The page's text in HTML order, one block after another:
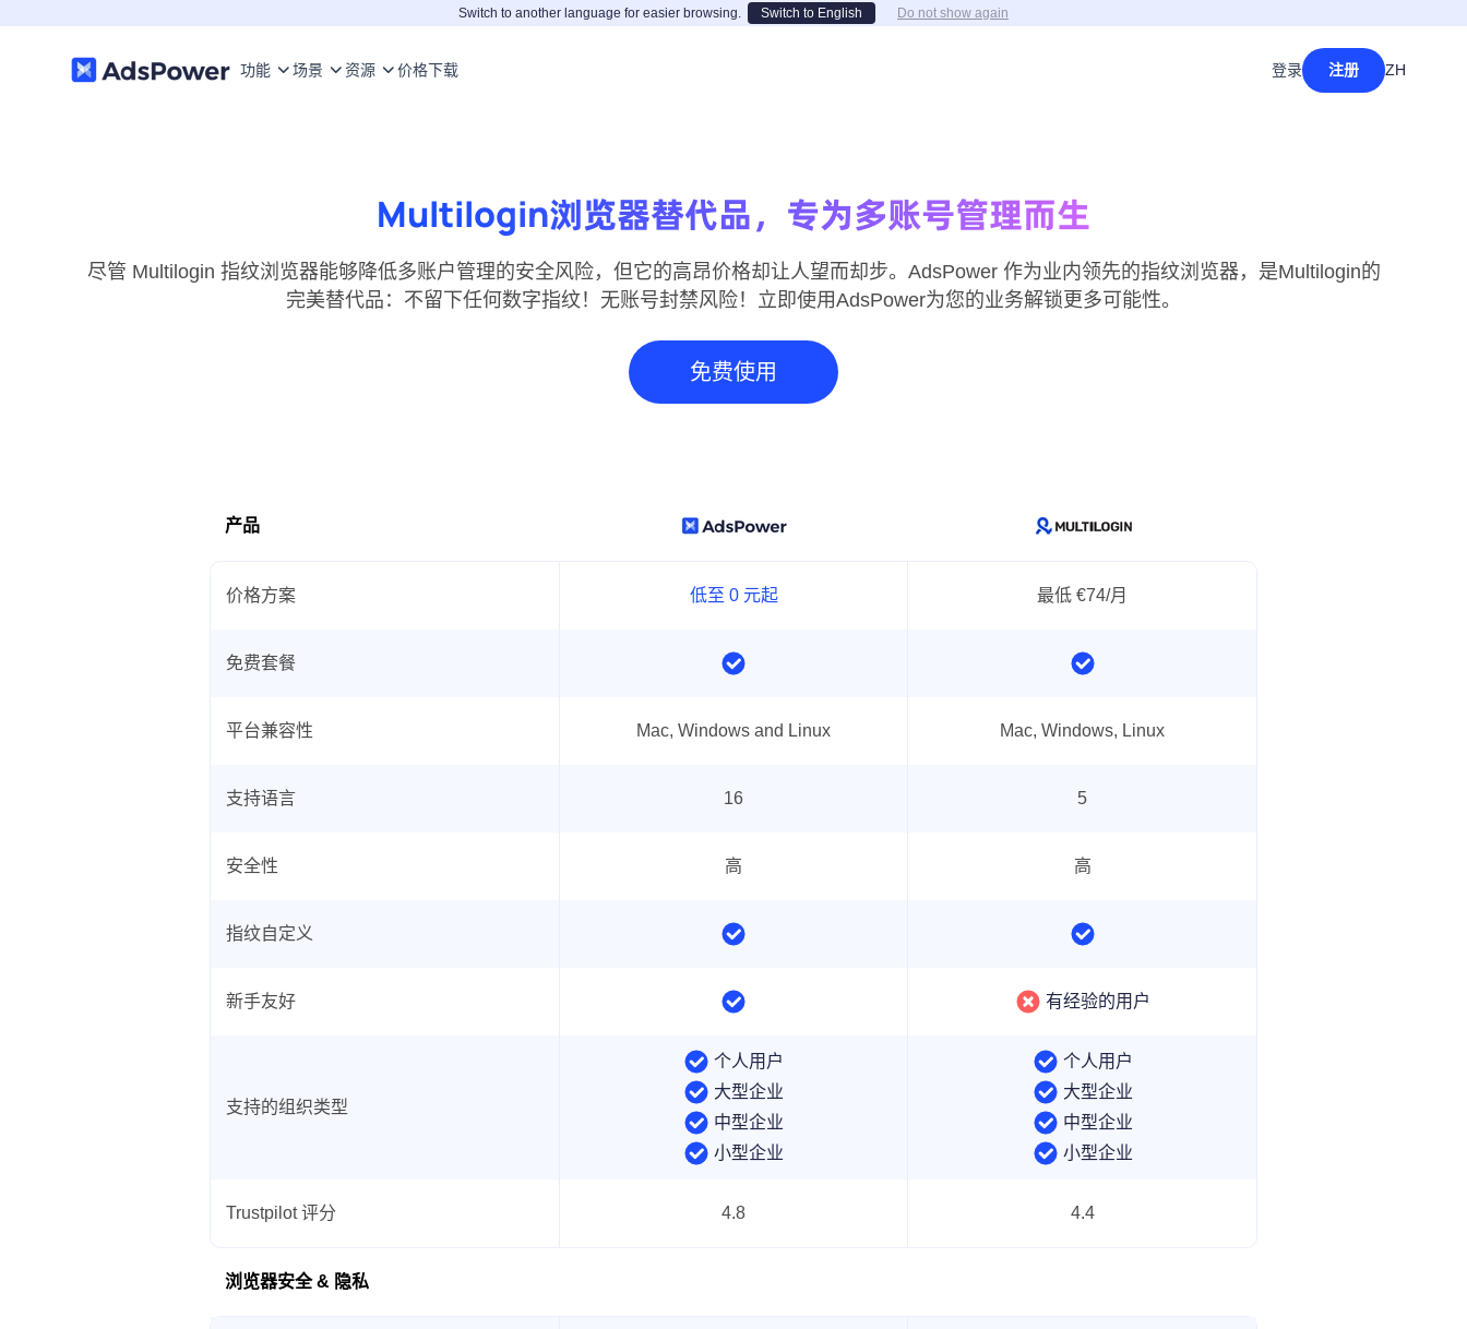
Switch to another language for easier browsing. Switch to English Do not show again
功能 场景 资源 价格下载 登录 注册 ZH
Multilogin浏览器替代品，专为多账号管理而生
尽管 Multilogin 指纹浏览器能够降低多账户管理的安全风险，但它的高昂价格却让人望而却步。AdsPower 作为业内领先的指纹浏览器，是Multilogin的
完美替代品：不留下任何数字指纹！无账号封禁风险！立即使用AdsPower为您的业务解锁更多可能性。
免费使用
产品
价格方案 低至 0 元起 最低 €74/月
免费套餐
平台兼容性 Mac, Windows and Linux Mac, Windows, Linux
支持语言 16 5
安全性 高 高
指纹自定义
新手友好 有经验的用户
支持的组织类型
个人用户
大型企业
中型企业
小型企业
个人用户
大型企业
中型企业
小型企业
Trustpilot 评分 4.8 4.4
浏览器安全 & 隐私